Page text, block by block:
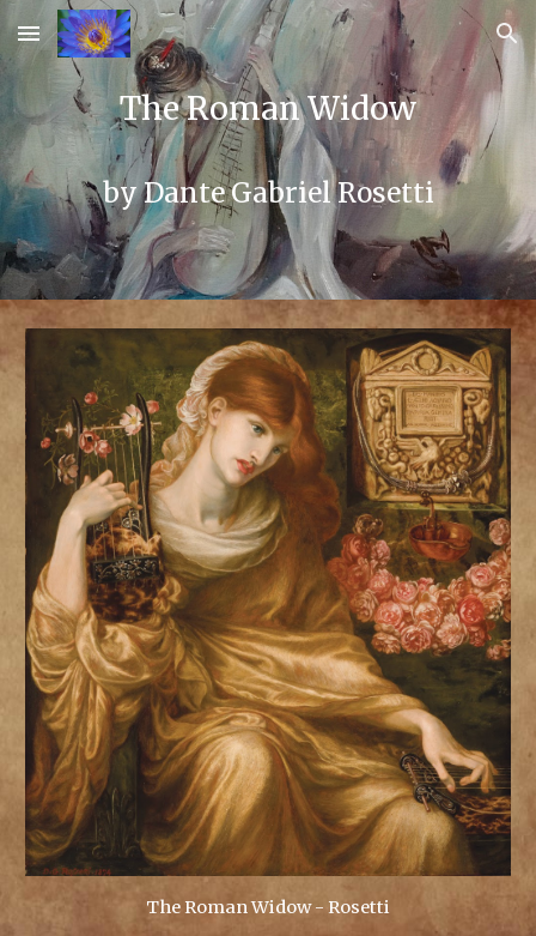
Skip to main content Skip to navigation
The Roman Widow
byDante Gabriel Rosetti
The Roman Widow - Rosetti